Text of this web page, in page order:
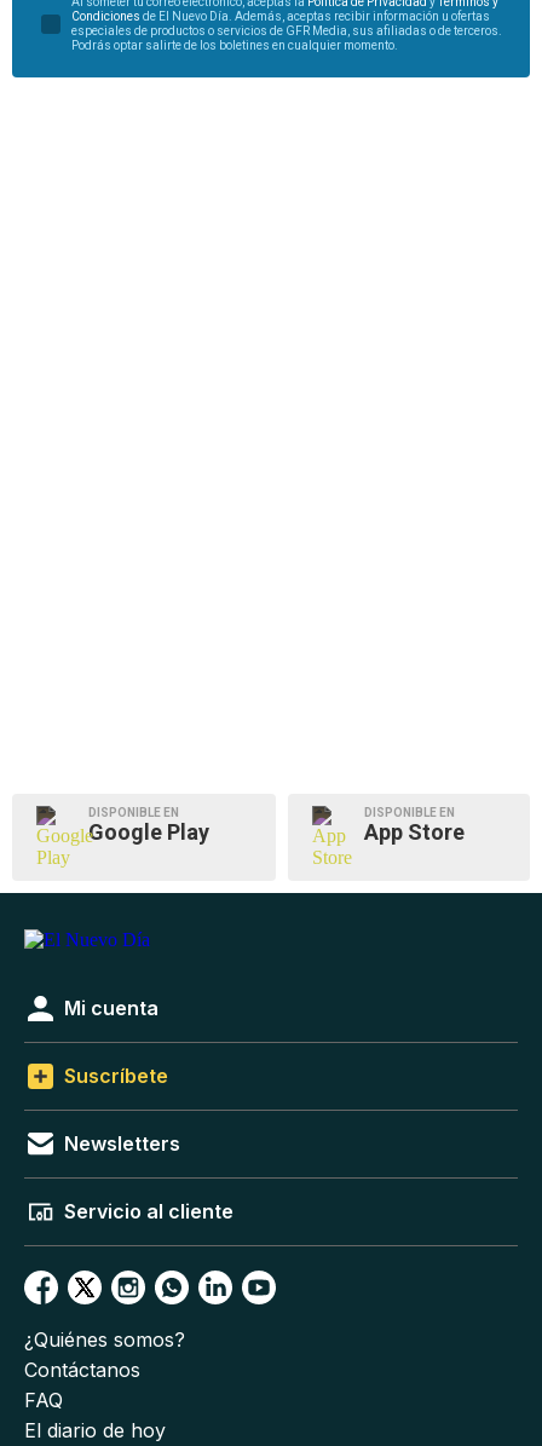
Condiciones de El Nuevo Día. Además, aceptas recibir información u ofertas
especiales de productos o servicios de GFR Media, sus afiliadas o de terceros.
Podrás optar salirte de los boletines en cualquier momento.
DISPONIBLE EN
Google Play
DISPONIBLE EN
App Store
Mi cuenta
Suscríbete
Newsletters
Servicio al cliente
¿Quiénes somos?
Contáctanos
FAQ
El diario de hoy